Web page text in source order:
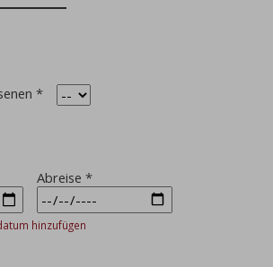
*
Abreise *
hinzufügen